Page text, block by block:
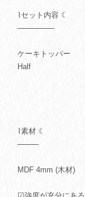
⌇セット内容 ☾
───────
ケーキトッパー
Half
⌇素材 ☾
────
MDF 4mm (木材)